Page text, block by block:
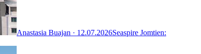
Anastasia Buajan · 12.07.2026Seaspire Jomtien: